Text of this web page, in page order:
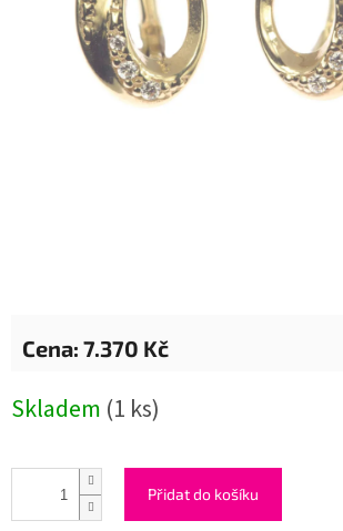
7.370 Kč
cena:
Skladem (1 ks)
Přidat do košíku